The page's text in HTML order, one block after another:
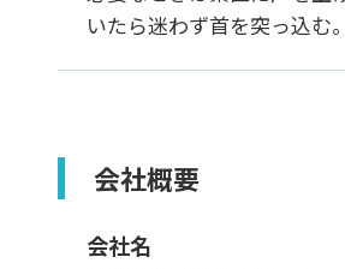
いたら迷わず首を突っ込む。
会社概要
会社名